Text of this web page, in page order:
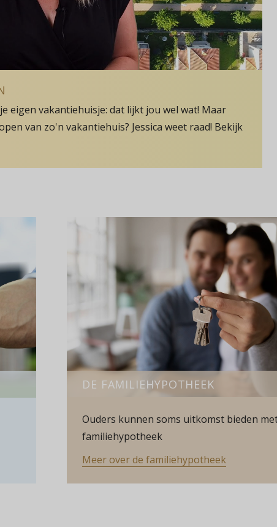
eigen vakantiehuisje: dat lijkt jou wel wat! Maar
van zo'n vakantiehuis? Jessica weet raad! Bekijk
DE FAMILIEHYPOTHEEK
Ouders kunnen soms uitkomst bieden
familiehypotheek
Meer over de familiehypotheek